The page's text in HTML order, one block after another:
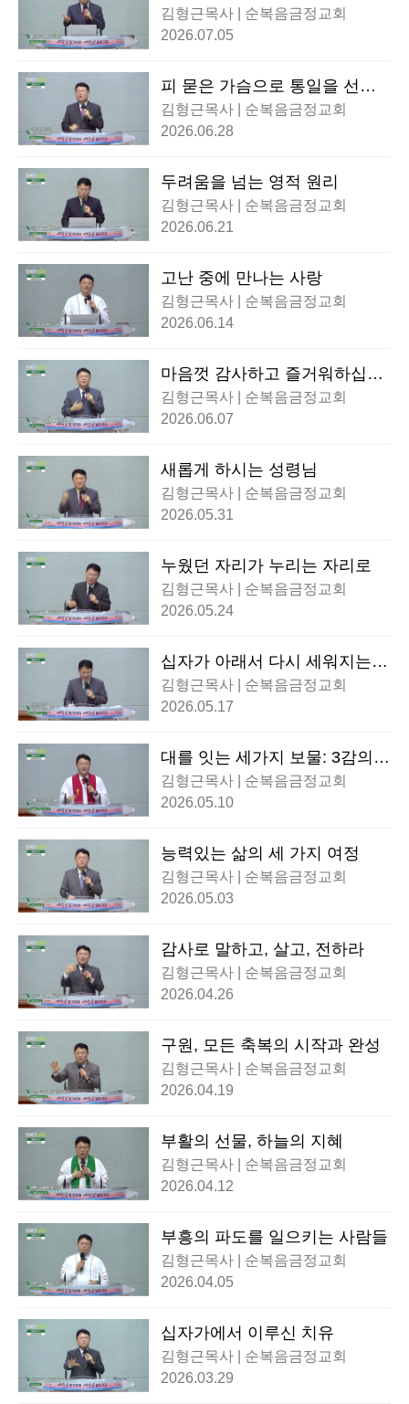
김형근목사 | 순복음금정교회
2026.07.05
피 묻은 가슴으로 통일을 선포
하라!
김형근목사 | 순복음금정교회
2026.06.28
두려움을 넘는 영적 원리
김형근목사 | 순복음금정교회
2026.06.21
고난 중에 만나는 사랑
김형근목사 | 순복음금정교회
2026.06.14
마음껏 감사하고 즐거워하십시
오
김형근목사 | 순복음금정교회
2026.06.07
새롭게 하시는 성령님
김형근목사 | 순복음금정교회
2026.05.31
누웠던 자리가 누리는 자리로
김형근목사 | 순복음금정교회
2026.05.24
십자가 아래서 다시 세워지는
가족
김형근목사 | 순복음금정교회
2026.05.17
대를 잇는 세가지 보물: 3감의
신앙
김형근목사 | 순복음금정교회
2026.05.10
능력있는 삶의 세 가지 여정
김형근목사 | 순복음금정교회
2026.05.03
감사로 말하고, 살고, 전하라
김형근목사 | 순복음금정교회
2026.04.26
구원, 모든 축복의 시작과 완성
김형근목사 | 순복음금정교회
2026.04.19
부활의 선물, 하늘의 지혜
김형근목사 | 순복음금정교회
2026.04.12
부흥의 파도를 일으키는 사람들
김형근목사 | 순복음금정교회
2026.04.05
십자가에서 이루신 치유
김형근목사 | 순복음금정교회
2026.03.29